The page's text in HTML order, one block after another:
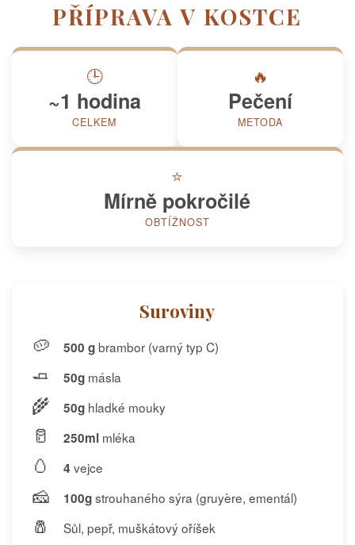
PŘÍPRAVA V KOSTCE
🕒
~1 hodina
CELKEM
🔥
Pečení
METODA
⭐
Mírně pokročilé
OBTÍŽNOST
Suroviny
🥔 500 gbrambor (varný typ C)
🧈 50g másla
🌾 50g hladké mouky
🥛 250ml mléka
🥚 4 vejce
🧀 100gstrouhaného sýra (gruyère, ementál)
🧂 Sůl, pepř, muškátový oříšek